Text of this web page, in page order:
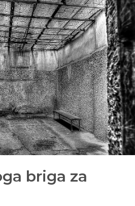
briga za